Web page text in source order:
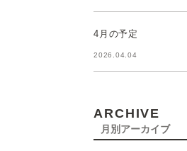
4月の予定
2026.04.04
ARCHIVE
月別アーカイブ